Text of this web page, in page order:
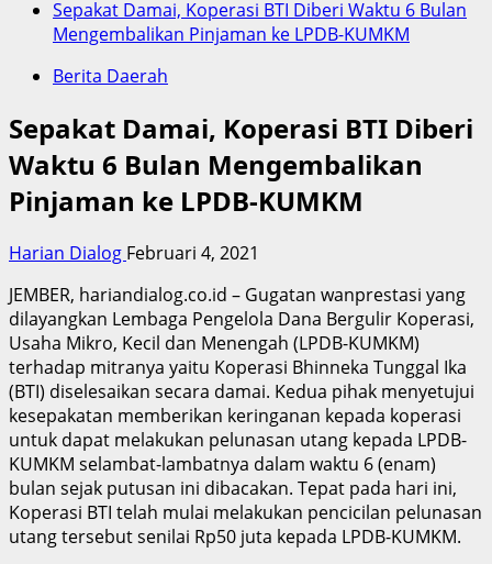
Sepakat Damai, Koperasi BTI Diberi Waktu 6 Bulan
Mengembalikan Pinjaman ke LPDB-KUMKM
Berita Daerah
Sepakat Damai, Koperasi BTI Diberi
Waktu 6 Bulan Mengembalikan
Pinjaman ke LPDB-KUMKM
Harian Dialog Februari 4, 2021
JEMBER, hariandialog.co.id – Gugatan wanprestasi yang
dilayangkan Lembaga Pengelola Dana Bergulir Koperasi,
Usaha Mikro, Kecil dan Menengah (LPDB-KUMKM)
terhadap mitranya yaitu Koperasi Bhinneka Tunggal Ika
(BTI) diselesaikan secara damai. Kedua pihak menyetujui
kesepakatan memberikan keringanan kepada koperasi
untuk dapat melakukan pelunasan utang kepada LPDB-
KUMKM selambat-lambatnya dalam waktu 6 (enam)
bulan sejak putusan ini dibacakan. Tepat pada hari ini,
Koperasi BTI telah mulai melakukan pencicilan pelunasan
utang tersebut senilai Rp50 juta kepada LPDB-KUMKM.